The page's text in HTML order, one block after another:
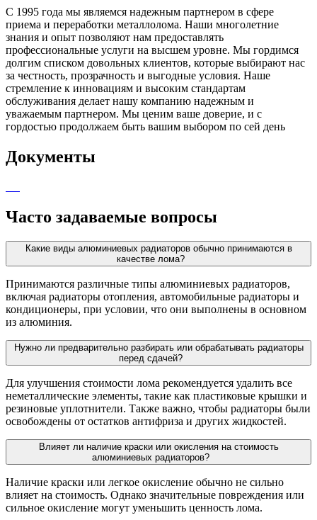
С 1995 года мы являемся надежным партнером в сфере
приема и переработки металлолома. Наши многолетние
знания и опыт позволяют нам предоставлять
профессиональные услуги на высшем уровне. Мы гордимся
долгим списком довольных клиентов, которые выбирают нас
за честность, прозрачность и выгодные условия. Наше
стремление к инновациям и высоким стандартам
обслуживания делает нашу компанию надежным и
уважаемым партнером. Мы ценим ваше доверие, и с
гордостью продолжаем быть вашим выбором по сей день
Документы
Часто задаваемые вопросы
Какие виды алюминиевых радиаторов обычно принимаются в
качестве лома?
Принимаются различные типы алюминиевых радиаторов,
включая радиаторы отопления, автомобильные радиаторы и
кондиционеры, при условии, что они выполнены в основном
из алюминия.
Нужно ли предварительно разбирать или обрабатывать радиаторы
перед сдачей?
Для улучшения стоимости лома рекомендуется удалить все
неметаллические элементы, такие как пластиковые крышки и
резиновые уплотнители. Также важно, чтобы радиаторы были
освобождены от остатков антифриза и других жидкостей.
Влияет ли наличие краски или окисления на стоимость
алюминиевых радиаторов?
Наличие краски или легкое окисление обычно не сильно
влияет на стоимость. Однако значительные повреждения или
сильное окисление могут уменьшить ценность лома.